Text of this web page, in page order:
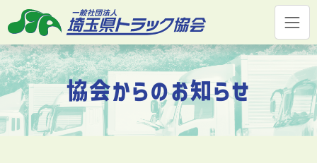
ン
テ
ン
ツ
へ
キ
協会からのお知らせ